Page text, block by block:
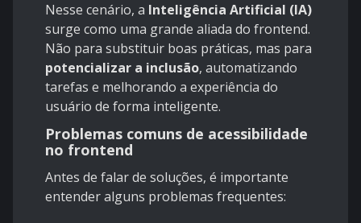
Nesse cenário, a Inteligência Artificial (IA)
surge como uma grande aliada do frontend.
Não para substituir boas práticas, mas para
potencializar a inclusão, automatizando
tarefas e melhorando a experiência do
usuário de forma inteligente.
Problemas comuns de acessibilidade
no frontend
Antes de falar de soluções, é importante
entender alguns problemas frequentes: